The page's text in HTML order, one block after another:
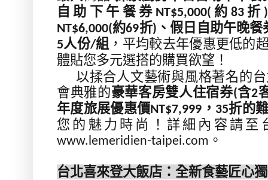
自助下午餐券 NT$5,000( 約 83折 )
NT$6,000(約69折) 、假日自助午晚餐
5人份/組 ，平均較去年優惠更低的
體貼您多元選搭的購買欲望！
以揉合人文藝術與風格著名的
會典雅的豪華客房雙人住宿券(含2
年度旅展優惠價NT$7,999 ， 35折的
您的魅力時尚！詳細內容請至
www.lemeridien-taipei.com 。
台北喜來登大飯店：全新食藝匠心